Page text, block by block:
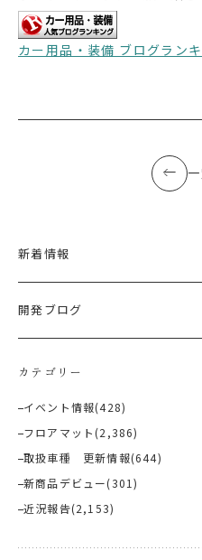
カー用品・装備 ブログラン
新着情報
開発ブログ
カテゴリー
イベント情報(428)
フロアマット (2,386)
取扱車種 更新情報(644)
新商品デビュー(301)
近況報告(2,153)